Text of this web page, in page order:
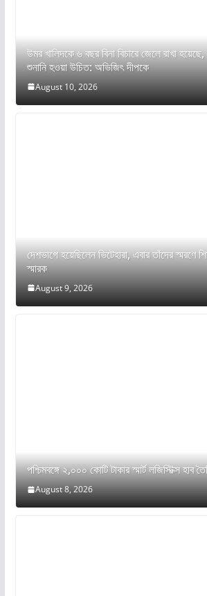
উমর খালিদকে ৬ বছর বিনা বিচারে জেলে রাখা
শুনানি হওয়া উচিত: অভিজিৎ দীপকে
August 10, 2026
দেশভাগে হয়েছিলেন ভিটেহারা, এবার তাঁদের স্মরণে
স্মারক
August 9, 2026
পশ্চিমবঙ্গে ২,০০০ কোটি টাকার স্মার্ট লজিস্টিক্স হাব
August 8, 2026